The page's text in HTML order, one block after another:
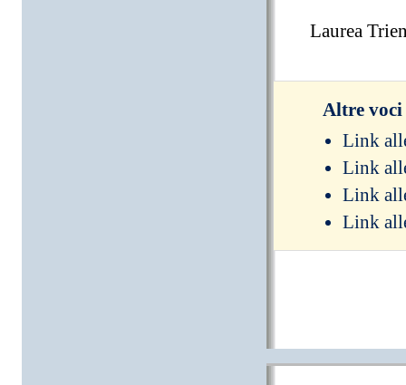
Laurea
Altre voci
Link
Link
Link
Link